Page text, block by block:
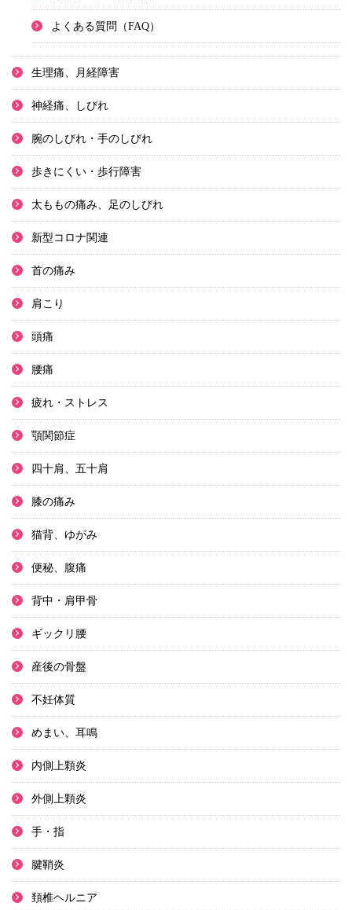
よくある質問（FAQ）
生理痛、月経障害
神経痛、しびれ
腕のしびれ・手のしびれ
歩きにくい・歩行障害
太ももの痛み、足のしびれ
新型コロナ関連
首の痛み
肩こり
頭痛
腰痛
疲れ・ストレス
顎関節症
四十肩、五十肩
膝の痛み
猫背、ゆがみ
便秘、腹痛
背中・肩甲骨
ギックリ腰
産後の骨盤
不妊体質
めまい、耳鳴
内側上顆炎
外側上顆炎
手・指
腱鞘炎
頚椎ヘルニア